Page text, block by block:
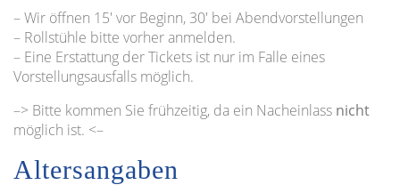
– Wir öffnen 15′ vor Beginn, 30′ bei Abendvorstellungen
– Rollstühle bitte vorher anmelden.
– Eine Erstattung der Tickets ist nur im Falle eines
Vorstellungsausfalls möglich.
–> Bitte kommen Sie frühzeitig, da ein Nacheinlass nicht
möglich ist. <–
Altersangaben